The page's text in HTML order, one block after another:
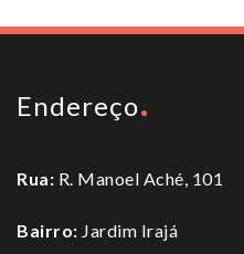
Endereço
Rua: R. Manoel Aché, 101
Bairro: Jardim Irajá